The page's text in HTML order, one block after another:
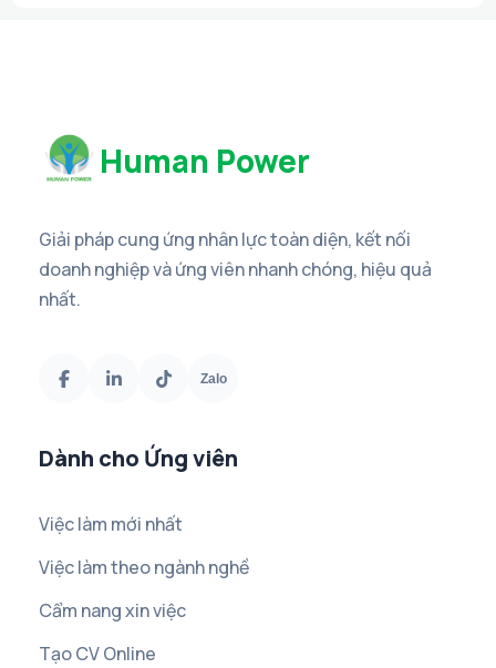
Human Power
Giải pháp cung ứng nhân lực toàn diện, kết nối
doanh nghiệp và ứng viên nhanh chóng, hiệu quả
nhất.
Zalo
Dành cho Ứng viên
Việc làm mới nhất
Việc làm theo ngành nghề
Cẩm nang xin việc
Tạo CV Online